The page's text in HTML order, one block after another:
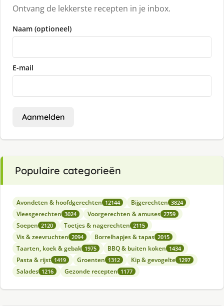
Ontvang de lekkerste recepten in je inbox.
Naam (optioneel)
E-mail
Aanmelden
Populaire categorieën
Avondeten & hoofdgerechten 12144 Bijgerechten 3824
Vleesgerechten 3024 Voorgerechten & amuses 2759
Soepen 2120 Toetjes & nagerechten 2115
Vis & zeevruchten 2094 Borrelhapjes & tapas 2015
Taarten, koek & gebak 1975 BBQ & buiten koken 1434
Pasta & rijst 1419 Groenten 1312 Kip & gevogelte 1297
Salades 1216 Gezonde recepten 1177